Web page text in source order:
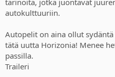
autokulttuuriin.
Autopelit on aina ollut
tätä uutta Horizonia! Menee
passilla.
Traileri